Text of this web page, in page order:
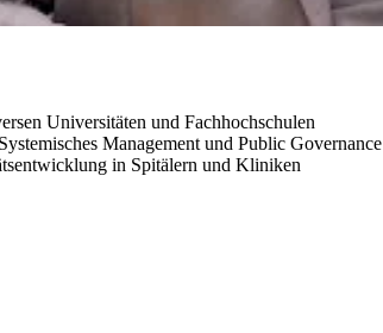
Universitäten und Fachhochschulen
Management und Public Governance
in Spitälern und Kliniken